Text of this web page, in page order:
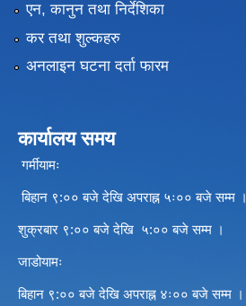
एन, कानुन तथा निर्देशिका
कर तथा शुल्कहरु
अनलाइन घटना दर्ता फारम
कार्यालय समय
गर्मीयामः
बिहान ९:०० बजे देखि अपराह्न ५ः०० बजे सम्म ।
शुक्रबार ९:०० बजे देखि ५:०० बजे सम्म ।
जाडोयामः
बिहान ९:०० बजे देखि अपराह्न ४ः०० बजे सम्म ।